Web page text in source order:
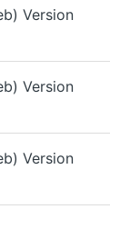
Version
Version
Version